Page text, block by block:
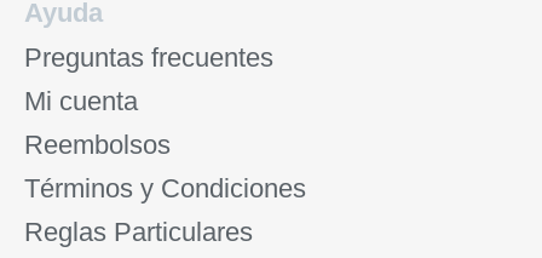
Ayuda
Preguntas frecuentes
Mi cuenta
Reembolsos
Términos y Condiciones
Reglas Particulares